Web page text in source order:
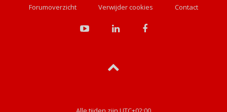
Forumoverzicht Verwijder cookies Contact